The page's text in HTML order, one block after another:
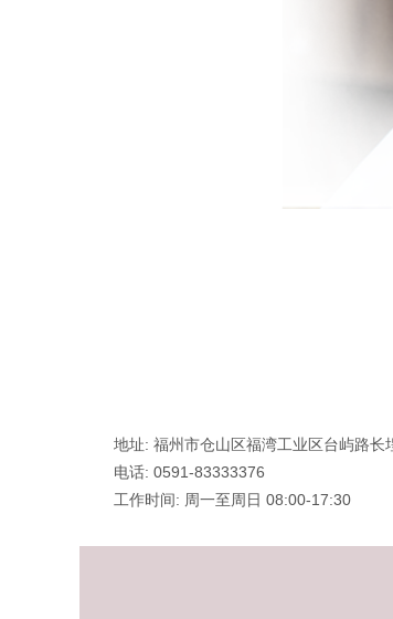
地址: 福州市仓山区福湾工业区台屿路长
电话: 0591-83333376
工作时间: 周一至周日 08:00-17:30